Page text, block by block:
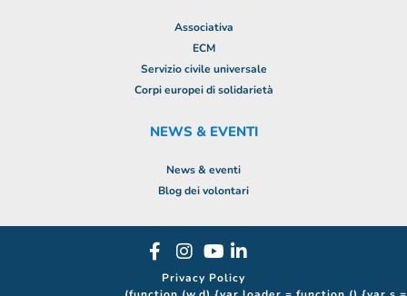
Associativa
ECM
Servizio civile universale
Corpi europei di solidarietà
NEWS & EVENTI
News & eventi
Blog dei volontari
Privacy Policy